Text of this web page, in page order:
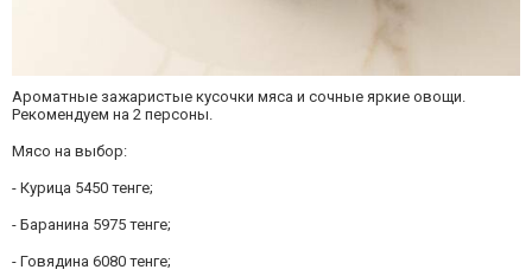
Ароматные зажаристые кусочки мяса и сочные яркие овощи.
Рекомендуем на 2 персоны.
Мясо на выбор:
- Курица 5450 тенге;
- Баранина 5975 тенге;
- Говядина 6080 тенге;